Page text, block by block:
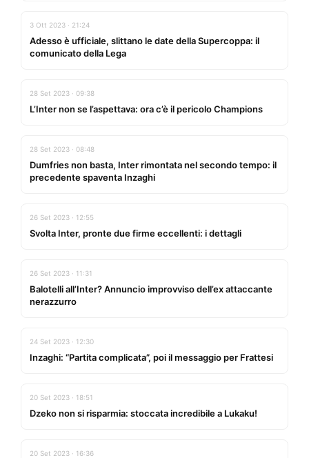
3 Ott 2023 · 21:24
Adesso è ufficiale, slittano le date della Supercoppa: il
comunicato della Lega
28 Set 2023 · 09:38
L’Inter non se l’aspettava: ora c’è il pericolo Champions
28 Set 2023 · 08:48
Dumfries non basta, Inter rimontata nel secondo tempo: il
precedente spaventa Inzaghi
26 Set 2023 · 12:55
Svolta Inter, pronte due firme eccellenti: i dettagli
26 Set 2023 · 11:31
Balotelli all’Inter? Annuncio improvviso dell’ex attaccante
nerazzurro
24 Set 2023 · 12:30
Inzaghi: “Partita complicata”, poi il messaggio per Frattesi
20 Set 2023 · 18:51
Dzeko non si risparmia: stoccata incredibile a Lukaku!
20 Set 2023 · 16:36